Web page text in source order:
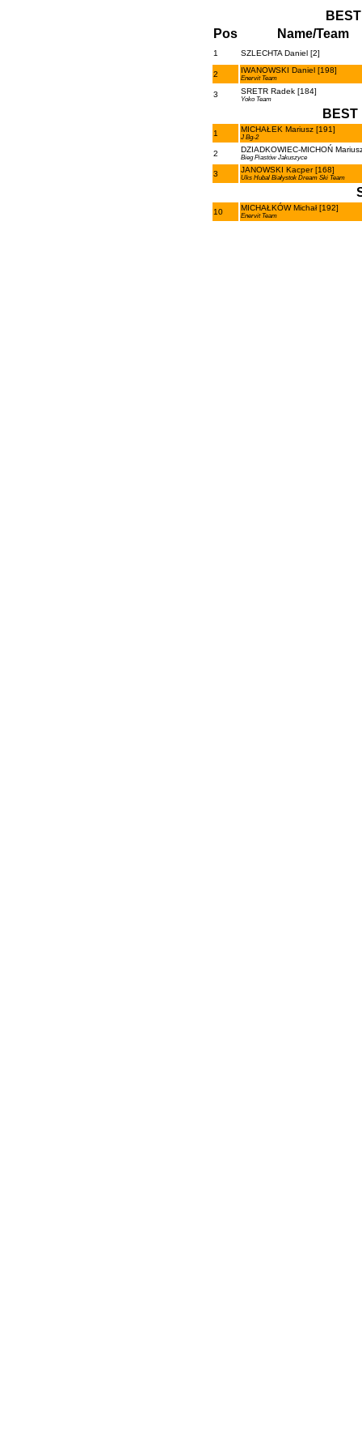
Pos
Name/Team
1 SZLECHTA Daniel [2]
2 IWANOWSKI Daniel [198]
Enervit Team
3 SRETR Radek [184]
Yoko Team
BEST
1 MICHAŁEK Mariusz [191]
J Bg-2
2 DZIADKOWIEC-MICHOŃ
Bieg Piastów Jakuszyce
3 JANOWSKI Kacper [168]
Uks Hubal Białystok Dream Ski Team
10 MICHAŁKÓW Michał [192]
Enervit Team